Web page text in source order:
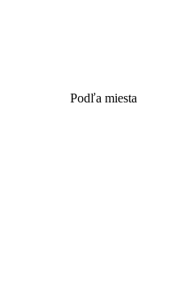
Podľa miesta